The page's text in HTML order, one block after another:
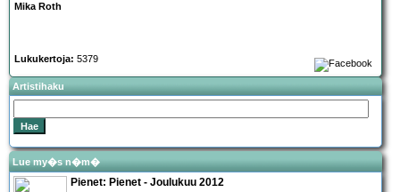
Mika Roth
Lukukertoja: 5379
Artistihaku
Lue my�s n�m�
Pienet: Pienet - Joulukuu 2012